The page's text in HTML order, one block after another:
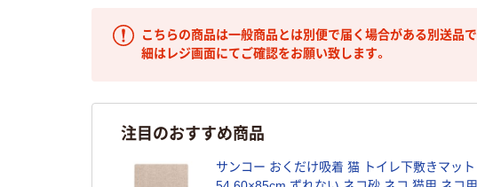
こちらの商品は一般商品とは別便で届く場合がある別送品
細はレジ画面にてご確認をお願い致します。
注目のおすすめ商品
サンコー おくだけ吸着 猫 トイレ下敷きマッ